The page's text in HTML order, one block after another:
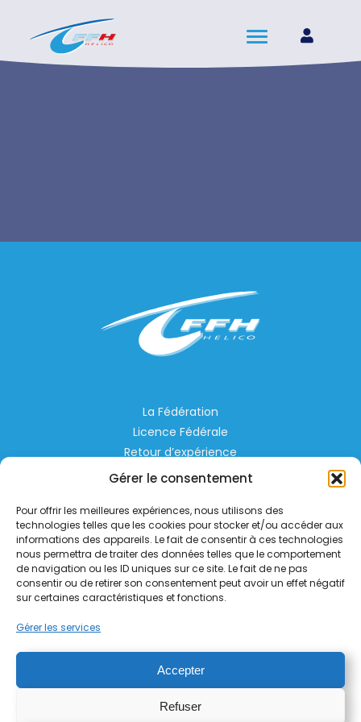
Gérer le consentement
Pour offrir les meilleures expériences, nous utilisons des
technologies telles que les cookies pour stocker et/ou accéder aux
informations des appareils. Le fait de consentir à ces technologies
nous permettra de traiter des données telles que le comportement
de navigation ou les ID uniques sur ce site. Le fait de ne pas
consentir ou de retirer son consentement peut avoir un effet négatif
sur certaines caractéristiques et fonctions.
Gérer les services
Accepter
Refuser
La Fédération
Licence Fédérale
Retour d’expérience
Espace Privé
Liens Utiles
Aérodrome de Lognes Emerainville
77185 LOGNES
contact@helico.org